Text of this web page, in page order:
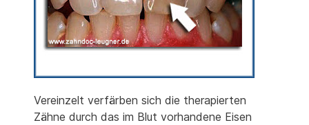
Vereinzelt verfärben sich die therapierten
Zähne durch das im Blut vorhandene Eisen